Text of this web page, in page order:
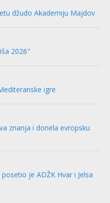
džudo Akademiju Majdov
2026"
igre
znanja i donela evropsku
je ADŽK Hvar i Jelsa